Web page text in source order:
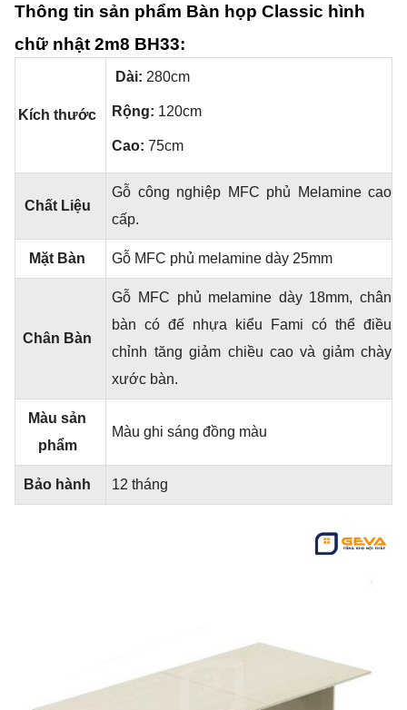
Thông tin sản phẩm Bàn họp Classic hình
chữ nhật 2m8 BH33:
Kích thước
Dài: 280cm
Rộng: 120cm
Cao: 75cm
Chất Liệu
Gỗ công nghiệp MFC phủ Melamine cao
cấp.
Mặt Bàn Gỗ MFC phủ melamine dày 25mm
Chân Bàn
Gỗ MFC phủ melamine dày 18mm, chân
bàn có đế nhựa kiểu Fami có thể điều
chỉnh tăng giảm chiều cao và giảm chày
xước bàn.
Màu sản
phẩm
Màu ghi sáng đồng màu
Bảo hành 12 tháng